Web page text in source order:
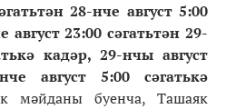
28-нче август 5:00
август 23:00 сәгатьтән 29-
кадәр, 29-нчы август
август 5:00 сәгатькә
мәйданы буенча, Ташаяк